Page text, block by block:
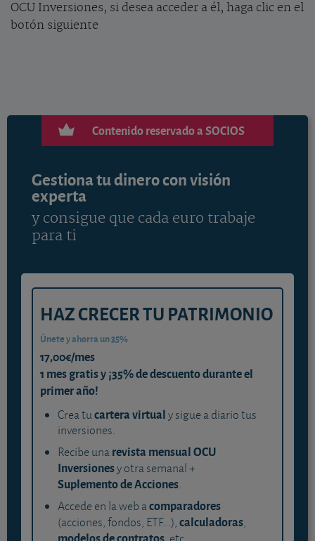
OCU Inversiones, si desea acceder a él, haga clic en el
botón siguiente
Contenido reservado a SOCIOS
Gestiona tu dinero con visión
experta
y consigue que cada euro trabaje
para ti
HAZ CRECER TU PATRIMONIO
Únete y ahorra un 35%
17,00€/mes
1 mes gratis y ¡35% de descuento durante el
primer año!
Crea tucartera virtualy sigue a diario tus
inversiones.
Recibe unarevista mensual OCU
Inversionesy otra semanal +
Suplemento de Acciones.
Accede en la web acomparadores
(acciones, fondos, ETF...),calculadoras,
modelos de contratos